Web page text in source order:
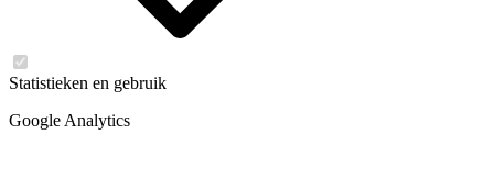
Statistieken en gebruik
Google Analytics